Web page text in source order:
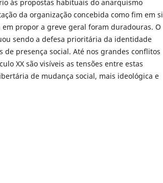
às propostas habituais do anarquismo
da organização concebida como fim em si
em propor a greve geral foram duradouras. O
sendo a defesa prioritária da identidade
de presença social. Até nos grandes conflitos
XX são visíveis as tensões entre estas
de mudança social, mais ideológica e